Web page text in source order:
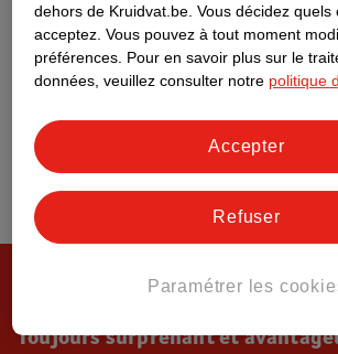
Toujours surprenant et
dehors de Kruidvat.be. Vous décidez quels
acceptez. Vous pouvez à tout moment
préférences. Pour en savoir plus sur le
données, veuillez consulter notre politique
Paramétrer les
Refuser
Accepter